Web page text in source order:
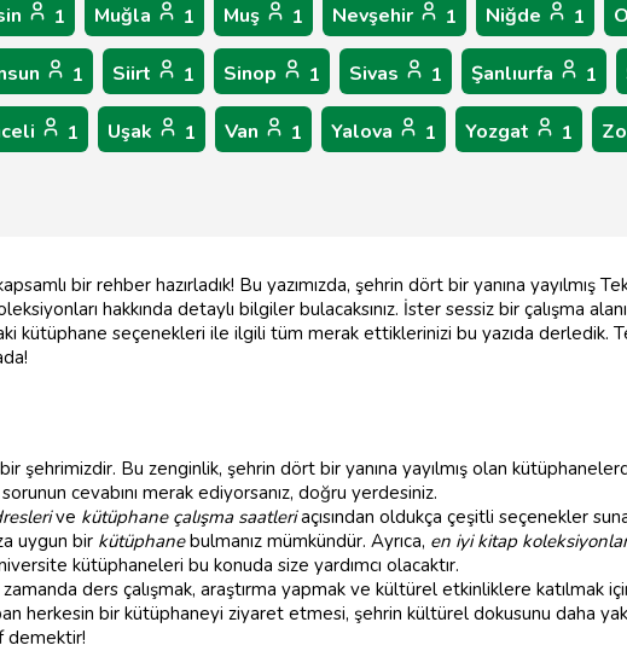
1 Muğla 1 Muş 1 Nevşehir 1 Niğde 1
1 Siirt 1 Sinop 1 Sivas 1 Şanlıurfa 1
1 Uşak 1 Van 1 Yalova 1 Yozgat 1
bir rehber hazırladık! Bu yazımızda, şehrin dört bir yanına yayılmış
hakkında detaylı bilgiler bulacaksınız. İster sessiz bir çalışma
kütüphane seçenekleri ile ilgili tüm merak ettiklerinizi bu yazıda derledik.
şehrimizdir. Bu zenginlik, şehrin dört bir yanına yayılmış olan
cevabını merak ediyorsanız, doğru yerdesiniz.
ve kütüphane çalışma saatleriaçısından oldukça çeşitli seçenekler
uygun bir kütüphanebulmanız mümkündür. Ayrıca, en iyi kitap
kütüphaneleri bu konuda size yardımcı olacaktır.
ders çalışmak, araştırma yapmak ve kültürel etkinliklere katılmak
herkesin bir kütüphaneyi ziyaret etmesi, şehrin kültürel dokusunu daha
demektir!